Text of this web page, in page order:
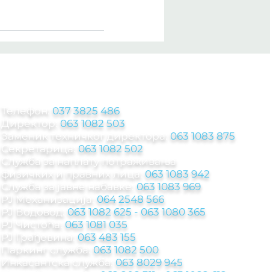
Телефон: 037 3825 486
Директор:
063 1082 503
Заменик техничког директора: 063 1083 875
Секретарица: 063 1082 502
Служба за наплату потраживања
физичких и правних лица: 063 1083 942
Служба за јавне набавке: 063 1083 969
РЈ Механизација: 064 2548 566
РЈ Водовод: 063 1082 625 - 063 1080 365
РЈ Чистоћа: 063 1081 035
РЈ Грађевина: 063 483 155
Паркинг служба 063 1082 500
Инкасантска служба: 063 8029 945